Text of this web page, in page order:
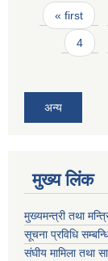
Pages
« first
4
अन्य
मुख्य लिंक
मुख्यमन्त्री तथा
सूचना प्रविधि
संघीय मामिला तथा